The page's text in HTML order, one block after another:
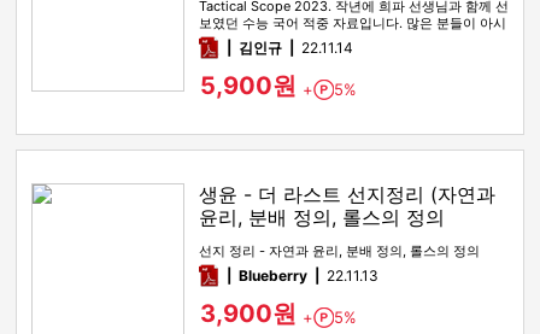
Tactical Scope 2023. 작년에 희파 선생님과 함께 선
보였던 수능 국어 적중 자료입니다. 많은 분들이 아시
다시피…
pdf김인규 22.11.14
5,900원 + Point
5%
생윤 - 더 라스트 선지정리 (자연과
윤리, 분배 정의, 롤스의 정의
선지 정리 - 자연과 윤리, 분배 정의, 롤스의 정의
pdfBlueberry 22.11.13
3,900원 + Point
5%